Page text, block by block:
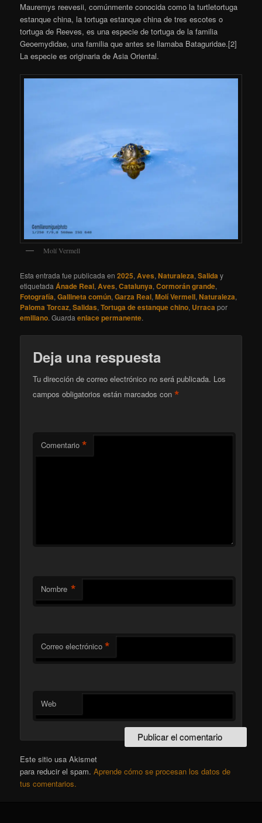
Mauremys reevesii, comúnmente conocida como la turtletortuga
estanque china, la tortuga estanque china de tres escotes o
tortuga de Reeves, es una especie de tortuga de la familia
Geoemydidae, una familia que antes se llamaba Bataguridae.[2]
La especie es originaria de Asia Oriental.
Molí Vermell
Esta entrada fue publicada en2025,Aves,Naturaleza,Salida y
etiquetadaÁnade Real,Aves,Catalunya,Cormorán grande,
Fotografía,Gallineta común,Garza Real,Molí Vermell,Naturaleza,
Paloma Torcaz,Salidas,Tortuga de estanque chino, Urraca por
emiliano. Guardaenlace permanente.
Deja una respuesta
Tu dirección de correo electrónico no será publicada. Los
campos obligatorios están marcados con*
Comentario *
Nombre *
Correo electrónico *
Web
Este sitio usa Akismet
para reducir el spam.Aprende cómo se procesan los datos de
tus comentarios.